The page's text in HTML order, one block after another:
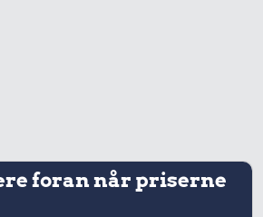
foran når priserne